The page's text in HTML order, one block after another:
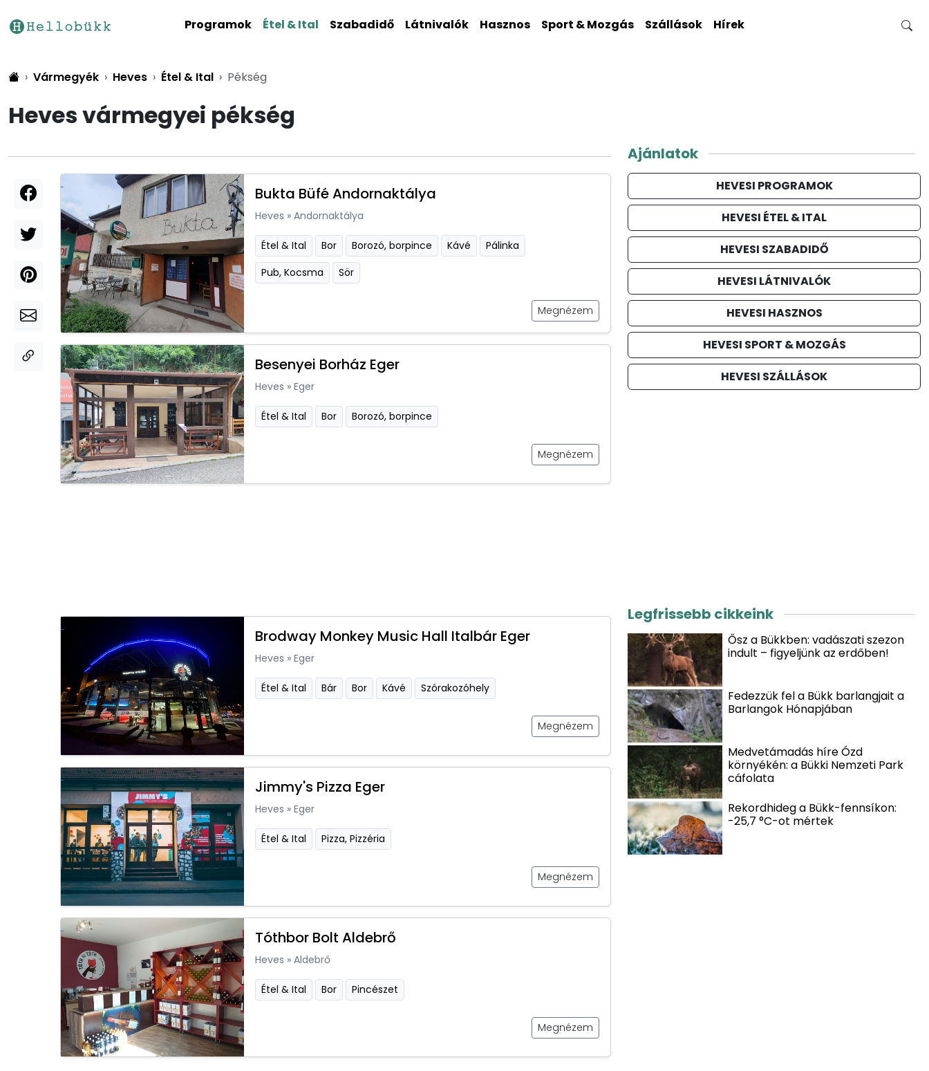
Programok Étel & Ital Szabadidő Látnivalók Hasznos Sport & Mozgás Szállások Hírek
Vármegyék Heves Étel & Ital Pékség
Heves vármegyei pékség
Bukta Büfé Andornaktálya
Heves » Andornaktálya
Étel & Ital Bor Borozó, borpince Kávé
Pálinka
Pub, Kocsma
Sör
Megnézem
Besenyei Borház Eger
Heves » Eger
Étel & Ital Bor Borozó, borpince
Megnézem
Brodway Monkey Music Hall Italbár Eger
Heves » Eger
Étel & Ital Bár Bor Kávé Szórakozóhely
Megnézem
Jimmy's Pizza Eger
Heves » Eger
Étel & Ital Pizza, Pizzéria
Megnézem
Tóthbor Bolt Aldebrő
Heves » Aldebrő
Étel & Ital Bor Pincészet
Megnézem
Ajánlatok
HEVESI PROGRAMOK
HEVESI ÉTEL & ITAL
HEVESI SZABADIDŐ
HEVESI LÁTNIVALÓK
HEVESI HASZNOS
HEVESI SPORT & MOZGÁS
HEVESI SZÁLLÁSOK
Legfrissebb cikkeink
Ősz a Bükkben: vadászati szezon
indult – figyeljünk az erdőben!
Fedezzük fel a Bükk barlangjait a
Barlangok Hónapjában
Medvetámadás híre Ózd
környékén: a Bükki Nemzeti Park
cáfolata
Rekordhideg a Bükk-fennsíkon:
-25,7 °C-ot mértek